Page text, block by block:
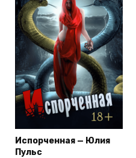
Испорченная — Юлия
Пульс